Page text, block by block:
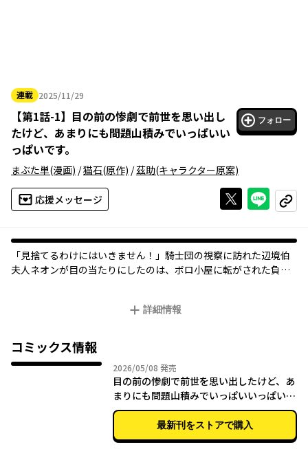
連載 2025/11/29
2025年11月29日
【第1話-1】 目の前の惨劇で前世を思い出し
たけど、あまりにも問題山積みでいっぱいい
っぱいです。
フォロー
まぶた単(漫画) /猫石(原作) /茲助(キャラクター原案)
応援メッセージ Xで投稿する
ライン
コピー
「見捨てるわけにはいきません！」騎士団の視察に訪れた辺境伯
夫人ネオンが目の当たりにしたのは、ボロ小屋に転がされた負傷
詳細情報
コミックス情報
2026/05/08 2026年05月08日
発売
目の前の惨劇で前世を思い出したけど、あ
まりにも問題山積みでいっぱいいっぱいで
す。 3
最新刊をストアで購入